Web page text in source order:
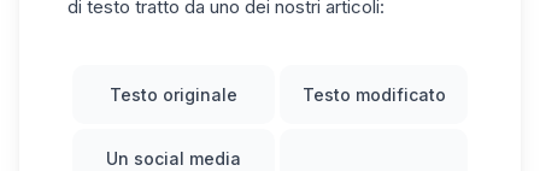
di testo tratto da uno dei nostri articoli:
Testo originale Testo modificato
Un social media